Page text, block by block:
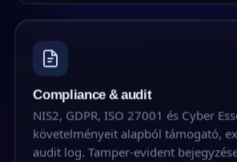
Compliance & audit
NIS2, GDPR, ISO 27001 és Cyber
követelményeit alapból támogató,
audit log. Tamper-evident